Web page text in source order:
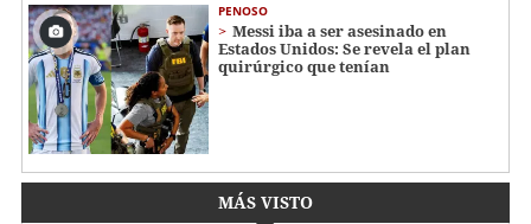
PENOSO
Messi iba a ser asesinado en
Estados Unidos: Se revela el plan
quirúrgico que tenían
MÁS VISTO